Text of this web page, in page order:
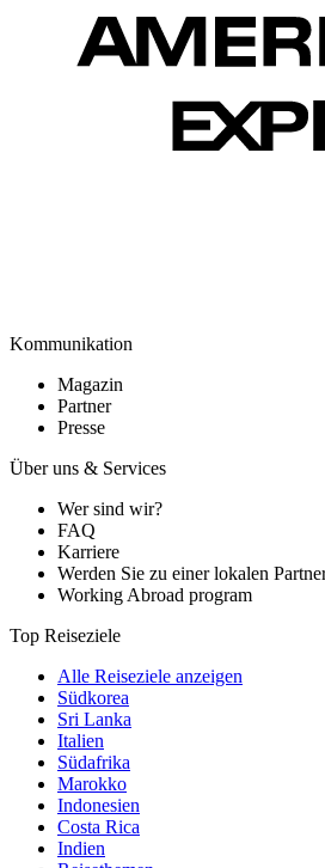
Kommunikation
Magazin
Partner
Presse
Über uns & Services
Wer sind wir?
FAQ
Karriere
Werden Sie zu einer lokalen
Working Abroad program
Top Reiseziele
Alle Reiseziele anzeigen
Südkorea
Sri Lanka
Italien
Südafrika
Marokko
Indonesien
Costa Rica
Indien